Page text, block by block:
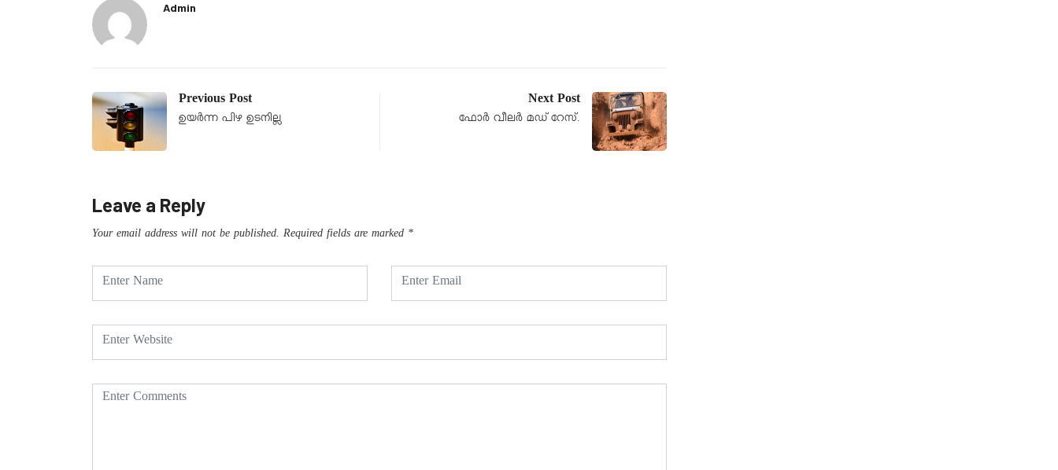
Admin
Previous Post
ഉയർന്ന പിഴ ഉടനില്ല
Next Post
ഫോർ വീലർ മഡ് റേസ്.
Leave a Reply
Your email address will not be published. Required fields are marked *